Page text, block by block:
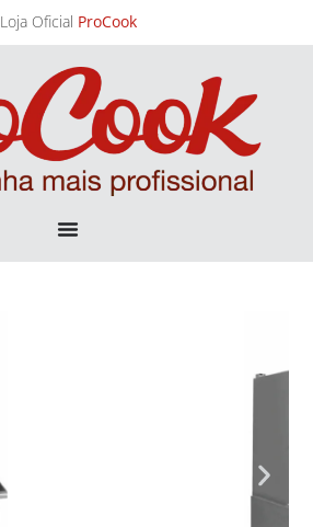
Loja Oficial ProCook